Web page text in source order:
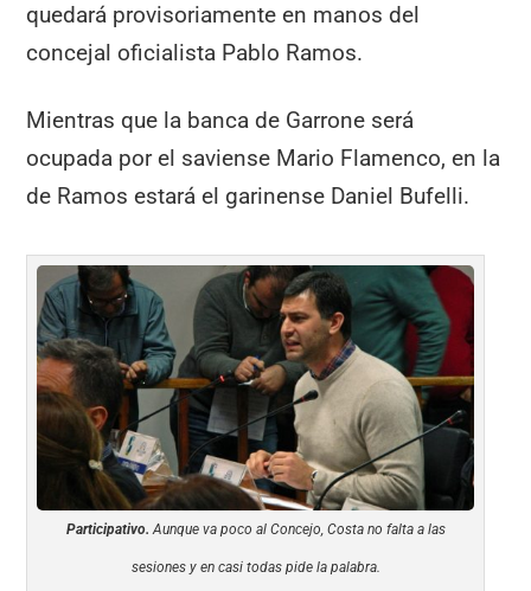
quedará provisoriamente en manos del
concejal oficialista Pablo Ramos.
Mientras que la banca de Garrone será
ocupada por el saviense Mario Flamenco, en la
de Ramos estará el garinense Daniel Bufelli.
Participativo. Aunque va poco al Concejo, Costa no falta a las
sesiones y en casi todas pide la palabra.